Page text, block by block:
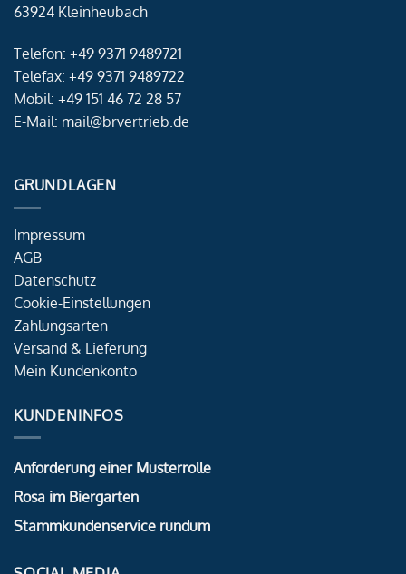
63924 Kleinheubach
Telefon: +49 9371 9489721
Telefax: +49 9371 9489722
Mobil: +49 151 46 72 28 57
E-Mail: mail@brvertrieb.de
GRUNDLAGEN
Impressum
AGB
Datenschutz
Cookie-Einstellungen
Zahlungsarten
Versand & Lieferung
Mein Kundenkonto
KUNDENINFOS
Anforderung einer Musterrolle
Rosa im Biergarten
Stammkundenservice rundum